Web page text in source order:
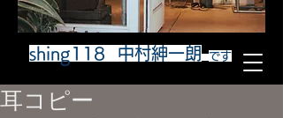
shing118 中村紳一朗 です
耳コピー